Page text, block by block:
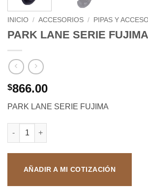
INICIO / ACCESORIOS / PIPAS Y
PARK LANE SERIE FUJIMA
$866.00
PARK LANE SERIE FUJIMA
PARK LANE SERIE FUJIMA cantidad
AÑADIR A MI COTIZACIÓN